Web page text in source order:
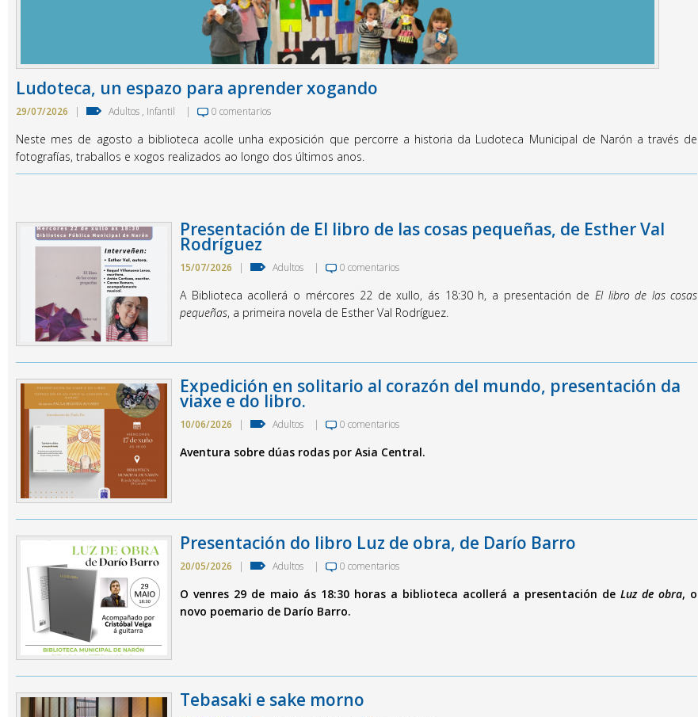
Ludoteca, un espazo para aprender xogando
29/07/2026 Adultos , Infantil 0 comentarios
Neste mes de agosto a biblioteca acolle unha exposición que percorre a historia da Ludoteca Municipal de Narón a través de
fotografías, traballos e xogos realizados ao longo dos últimos anos.
Presentación de El libro de las cosas pequeñas, de Esther Val
Rodríguez
15/07/2026 Adultos 0 comentarios
A Biblioteca acollerá o mércores 22 de xullo, ás 18:30 h, a presentación de El libro de las cosas
pequeñas, a primeira novela de Esther Val Rodríguez.
Expedición en solitario al corazón del mundo, presentación da
viaxe e do libro.
10/06/2026 Adultos 0 comentarios
Aventura sobre dúas rodas por Asia Central.
Presentación do libro Luz de obra, de Darío Barro
20/05/2026 Adultos 0 comentarios
O venres 29 de maio ás 18:30 horas a biblioteca acollerá a presentación deLuz de obra, o
novo poemario de Darío Barro.
Tebasaki e sake morno